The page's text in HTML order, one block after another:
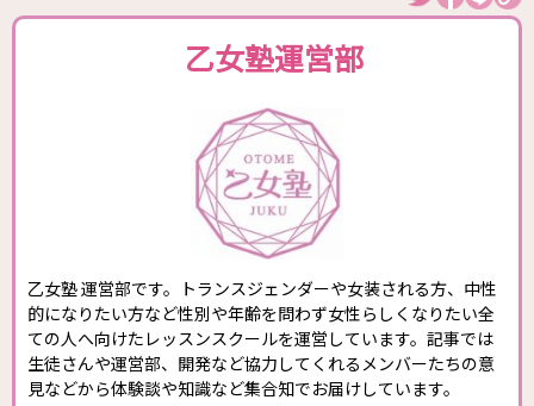
乙女塾運営部
乙女塾 運営部です。トランスジェンダーや女装される方、中性
的になりたい方など性別や年齢を問わず女性らしくなりたい全
ての人へ向けたレッスンスクールを運営しています。記事では
生徒さんや運営部、開発など協力してくれるメンバーたちの意
見などから体験談や知識など集合知でお届けしています。